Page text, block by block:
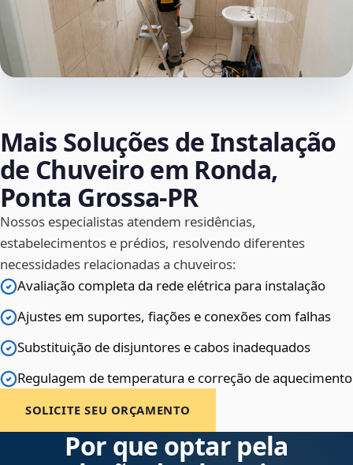
Mais Soluções de Instalação
de Chuveiro em Ronda,
Ponta Grossa‑PR
Nossos especialistas atendem residências,
estabelecimentos e prédios, resolvendo diferentes
necessidades relacionadas a chuveiros:
Avaliação completa da rede elétrica para instalação
Ajustes em suportes, fiações e conexões com falhas
Substituição de disjuntores e cabos inadequados
Regulagem de temperatura e correção de aquecimento
SOLICITE SEU ORÇAMENTO
Por que optar pela